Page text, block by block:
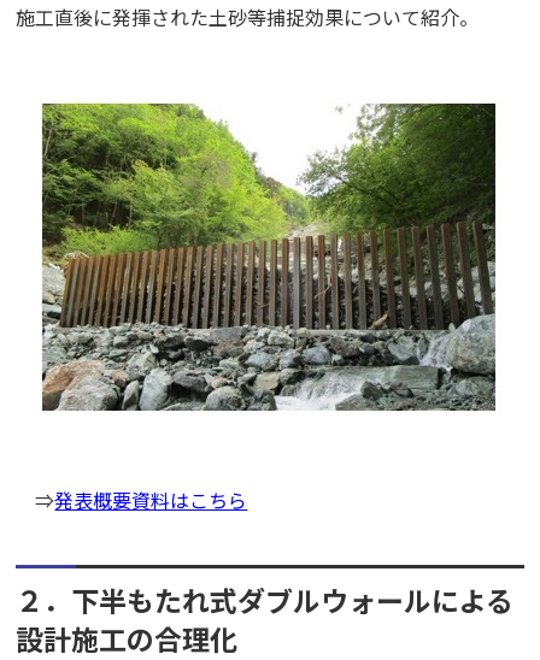
施工直後に発揮された土砂等捕捉効果について紹介。
⇒発表概要資料はこちら
２．下半もたれ式ダブルウォールによる
設計施工の合理化